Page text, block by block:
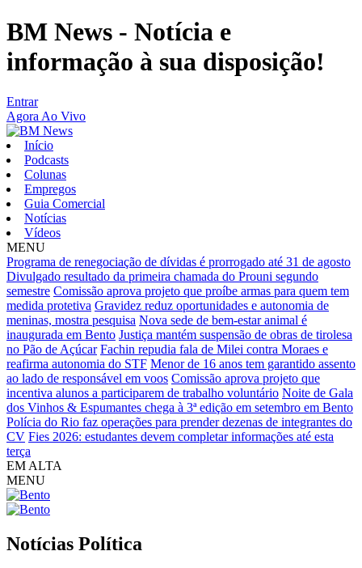
BM News - Notícia e
informação à sua disposição!
Entrar
Agora Ao Vivo
Início
Podcasts
Colunas
Empregos
Guia Comercial
Notícias
Vídeos
MENU
Programa de renegociação de dívidas é prorrogado até 31 de agosto
Divulgado resultado da primeira chamada do Prouni segundo
semestre Comissão aprova projeto que proíbe armas para quem tem
medida protetiva Gravidez reduz oportunidades e autonomia de
meninas, mostra pesquisa Nova sede de bem-estar animal é
inaugurada em Bento Justiça mantém suspensão de obras de tirolesa
no Pão de Açúcar Fachin repudia fala de Milei contra Moraes e
reafirma autonomia do STF Menor de 16 anos tem garantido assento
ao lado de responsável em voos Comissão aprova projeto que
incentiva alunos a participarem de trabalho voluntário Noite de Gala
dos Vinhos & Espumantes chega à 3ª edição em setembro em Bento
Polícia do Rio faz operações para prender dezenas de integrantes do
CV Fies 2026: estudantes devem completar informações até esta
terça
EM ALTA
MENU
Notícias Política